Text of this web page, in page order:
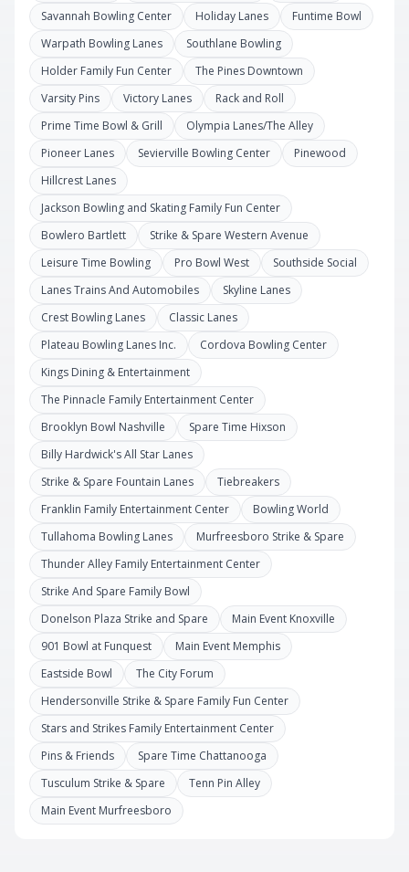
Savannah Bowling Center
Holiday Lanes
Funtime Bowl
Warpath Bowling Lanes
Southlane Bowling
Holder Family Fun Center
The Pines Downtown
Varsity Pins
Victory Lanes
Rack and Roll
Prime Time Bowl & Grill
Olympia Lanes/The Alley
Pioneer Lanes
Sevierville Bowling Center
Pinewood
Hillcrest Lanes
Jackson Bowling and Skating Family Fun Center
Bowlero Bartlett
Strike & Spare Western Avenue
Leisure Time Bowling
Pro Bowl West
Southside Social
Lanes Trains And Automobiles
Skyline Lanes
Crest Bowling Lanes
Classic Lanes
Plateau Bowling Lanes Inc.
Cordova Bowling Center
Kings Dining & Entertainment
The Pinnacle Family Entertainment Center
Brooklyn Bowl Nashville
Spare Time Hixson
Billy Hardwick's All Star Lanes
Strike & Spare Fountain Lanes
Tiebreakers
Franklin Family Entertainment Center
Bowling World
Tullahoma Bowling Lanes
Murfreesboro Strike & Spare
Thunder Alley Family Entertainment Center
Strike And Spare Family Bowl
Donelson Plaza Strike and Spare
Main Event Knoxville
901 Bowl at Funquest
Main Event Memphis
Eastside Bowl
The City Forum
Hendersonville Strike & Spare Family Fun Center
Stars and Strikes Family Entertainment Center
Pins & Friends
Spare Time Chattanooga
Tusculum Strike & Spare
Tenn Pin Alley
Main Event Murfreesboro